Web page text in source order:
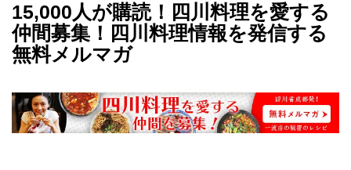
15,000人が購読！四川料理を愛する
仲間募集！四川料理情報を発信する
無料メルマガ